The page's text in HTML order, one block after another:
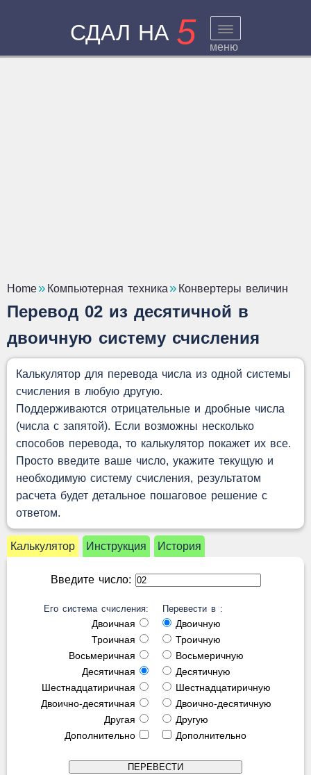
СДАЛ НА 5 меню
Home Компьютерная техника Конвертеры величин
Перевод 02 из десятичной в
двоичную систему счисления
Калькулятор для перевода числа из одной системы
счисления в любую другую.
Поддерживаются отрицательные и дробные числа
(числа с запятой). Если возможны несколько
способов перевода, то калькулятор покажет их все.
Просто введите ваше число, укажите текущую и
необходимую систему счисления, результатом
расчета будет детальное пошаговое решение с
ответом.
Калькулятор Инструкция История
Введите число:
Его система счисления:
Двоичная
Троичная
Восьмеричная
Десятичная
Шестнадцатиричная
Двоично-десятичная
Другая
Дополнительно
Перевести в :
Двоичную
Троичную
Восьмеричную
Десятичную
Шестнадцатиричную
Двоично-десятичную
Другую
Дополнительно